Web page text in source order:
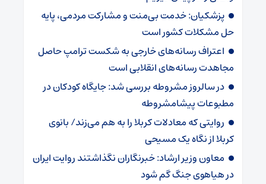
پزشکیان: خدمت بی‌منت و مشارکت مردمی، پایه
حل مشکلات کشور است
اعتراف رسانه‌های خارجی به شکست ترامپ حاصل
مجاهدت رسانه‌های انقلابی است
در سالروز مشروطه بررسی شد: جایگاه کودکان در
مطبوعات پیشامشروطه
روایتی که معادلات کربلا را به هم می‌زند/ بانوی
کربلا از نگاه یک مسیحی
معاون وزیر ارشاد: خبرنگاران نگذاشتند روایت ایران
در هیاهوی جنگ گم شود